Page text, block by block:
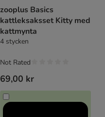
zooplus Basics
kattleksaksset Kitty med
kattmynta
4 stycken
69,00 kr
Not Rated